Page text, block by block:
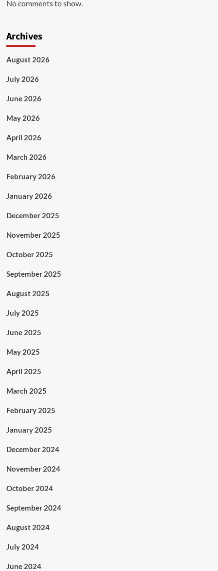
No comments to show.
Archives
August 2026
July 2026
June 2026
May 2026
April 2026
March 2026
February 2026
January 2026
December 2025
November 2025
October 2025
September 2025
August 2025
July 2025
June 2025
May 2025
April 2025
March 2025
February 2025
January 2025
December 2024
November 2024
October 2024
September 2024
August 2024
July 2024
June 2024